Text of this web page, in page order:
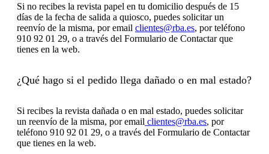
Si no recibes la revista papel en tu domicilio después de 15
días de la fecha de salida a quiosco, puedes solicitar un
reenvío de la misma, por email clientes@rba.es, por teléfono
910 92 01 29, o a través del Formulario de Contactar que
tienes en la web.
¿Qué hago si el pedido llega dañado o en mal estado?
Si recibes la revista dañada o en mal estado, puedes solicitar
un reenvío de la misma, por email clientes@rba.es, por
teléfono 910 92 01 29, o a través del Formulario de Contactar
que tienes en la web.